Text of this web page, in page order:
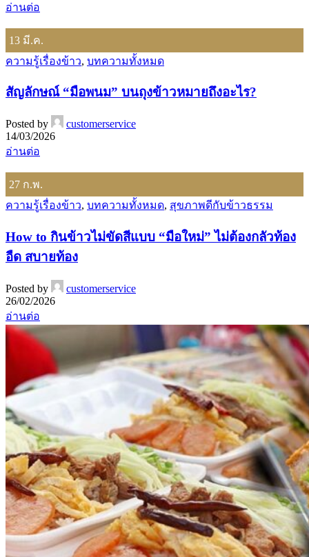
อ่านต่อ
13 มี.ค.
ความรู้เรื่องข้าว, บทความทั้งหมด
สัญลักษณ์ “มือพนม” บนถุงข้าวหมายถึงอะไร?
Posted by
customerservice
14/03/2026
อ่านต่อ
27 ก.พ.
ความรู้เรื่องข้าว, บทความทั้งหมด, สุขภาพดีกับข้าวธรรม
How to กินข้าวไม่ขัดสีแบบ “มือใหม่” ไม่ต้องกลัวท้อง
อืด สบายท้อง
Posted by
customerservice
26/02/2026
อ่านต่อ